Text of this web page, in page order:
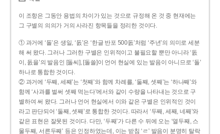
이 조항은 그동안 용법의 차이가 있는 것으로 규정해 온 것 중 현재에는
그 구별의 의의가 거의 사라진 항목들을 정리한 것이다.
① 과거에 ‘돌’은 생일, ‘돐’은 ‘한글 반포 500돐’처럼 ‘주년’의 의미로 세분
해 써 왔다. 그러나 그러한 구별은 인위적이고 불필요할 뿐만 아니라 ‘돐
이, 돐을’의 발음인 [돌씨], [돌쓸]이 언어 현실에 있는 발음이 아니므로 ‘돌’
하나로 통합한 것이다.
② 과거에 ‘두째, 세째’는 ‘첫째’와 함께 차례를, ‘둘째, 셋째’는 ‘하나째’와
함께 ‘사과를 벌써 셋째 먹는다’에서와 같이 수량을 나타내는 것으로 구
별하여 써 왔다. 그러나 언어 현실에서 이와 같은 구별은 인위적인 것이
라고 판단되어 ‘둘째, 셋째’로 통합한 것이다. 따라서 ‘두째, 세째, 네째’와
같은 표현은 잘못된 것이다. 다만, ‘두째’가 다른 수 뒤에 오는 ‘열두째, 스
물두째, 서른두째’ 등은 인정하였는데, 이는 받침 ‘ㄹ’ 발음이 분명히 탈락